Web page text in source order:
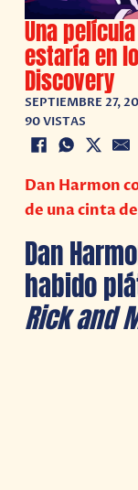
Una
estaría en
Discovery
SEPTIEMBRE 27,
90 VISTAS
Dan Harmon
de una cinta
Dan
habido
Rick and